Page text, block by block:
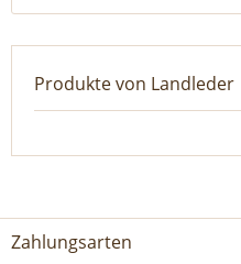
Produkte von Landleder
Zahlungsarten